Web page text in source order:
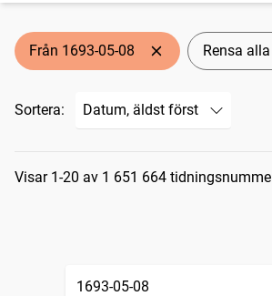
Från 1693-05-08 Rensa
Sortera:
Sökresultat
Visar 1-20 av 1 651 664
1693-05-08